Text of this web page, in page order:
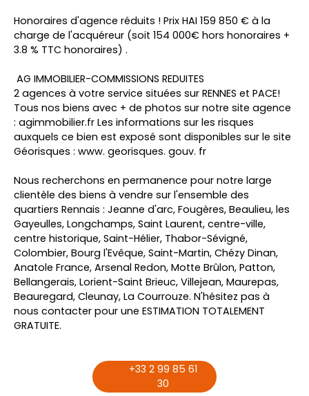
Honoraires d'agence réduits ! Prix HAI 159 850 € à la
charge de l'acquéreur (soit 154 000€ hors honoraires +
3.8 % TTC honoraires) .
AG IMMOBILIER-COMMISSIONS REDUITES
2 agences à votre service situées sur RENNES et PACE!
Tous nos biens avec + de photos sur notre site agence
: agimmobilier.fr Les informations sur les risques
auxquels ce bien est exposé sont disponibles sur le site
Géorisques : www. georisques. gouv. fr
Nous recherchons en permanence pour notre large
clientèle des biens à vendre sur l'ensemble des
quartiers Rennais : Jeanne d'arc, Fougères, Beaulieu, les
Gayeulles, Longchamps, Saint Laurent, centre-ville,
centre historique, Saint-Hélier, Thabor-Sévigné,
Colombier, Bourg l'Evêque, Saint-Martin, Chézy Dinan,
Anatole France, Arsenal Redon, Motte Brûlon, Patton,
Bellangerais, Lorient-Saint Brieuc, Villejean, Maurepas,
Beauregard, Cleunay, La Courrouze. N'hésitez pas à
nous contacter pour une ESTIMATION TOTALEMENT
GRATUITE.
+33 2 99 85 61
30